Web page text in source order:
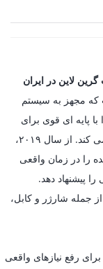
لاین در ایران
که مجهز به سیستم
پایه ای قوی برای
ارتقای مفاهیم و ایده ها در مدل های محصول اتخاذ می کند. از سال ۲۰۱۹،
را در زمان واقعی
پیشنهاد دهد.
جمله شارژر و کابل،
رفع نیازهای واقعی